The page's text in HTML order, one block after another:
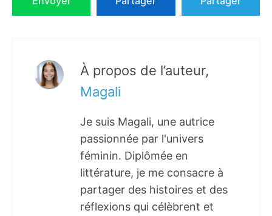
À propos de l’auteur,
Magali
Je suis Magali, une autrice
passionnée par l'univers
féminin. Diplômée en
littérature, je me consacre à
partager des histoires et des
réflexions qui célèbrent et